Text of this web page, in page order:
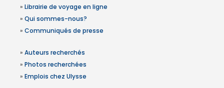
» Librairie de voyage en ligne
» Qui sommes-nous?
» Communiqués de presse
» Auteurs recherchés
» Photos recherchées
» Emplois chez Ulysse